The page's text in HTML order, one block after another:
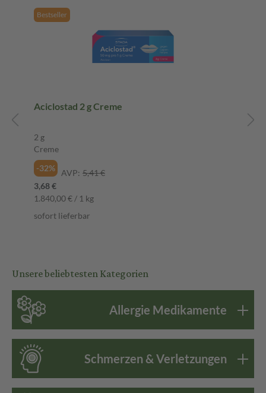
Bestseller
Aciclostad 2 g Creme
2 g
Creme
-32%
AVP: 5,41 €
3,68 €
1.840,00 € / 1 kg
sofort lieferbar
Unsere beliebtesten Kategorien
Allergie Medikamente
Schmerzen & Verletzungen